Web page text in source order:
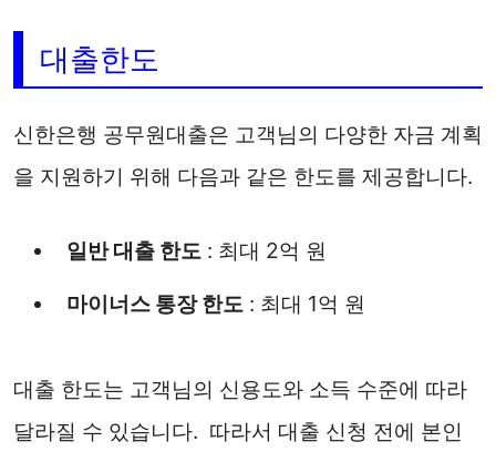
대출한도
신한은행 공무원대출은 고객님의 다양한 자금 계획
을 지원하기 위해 다음과 같은 한도를 제공합니다.
일반 대출 한도 : 최대 2억 원
마이너스 통장 한도 : 최대 1억 원
대출 한도는 고객님의 신용도와 소득 수준에 따라
달라질 수 있습니다. 따라서 대출 신청 전에 본인